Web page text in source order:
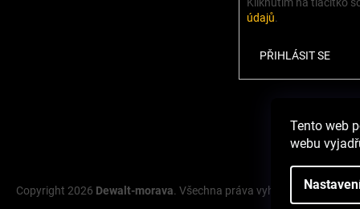
Tento web
webu
údajů.
PŘIHLÁSIT SE
Copyright 2026 Dewalt-morava. Všechna práva vyhrazena.Upravit